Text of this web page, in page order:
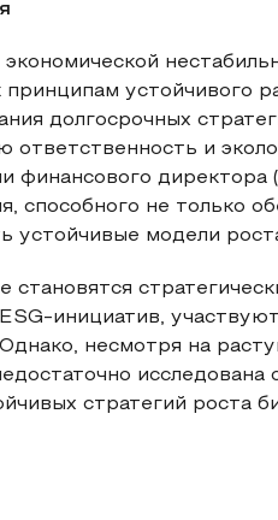
устойчивого
долгосрочных
ответственность и
финансового директора
способного не только
устойчивые модели
инициатив,
несмотря на
стратегий роста